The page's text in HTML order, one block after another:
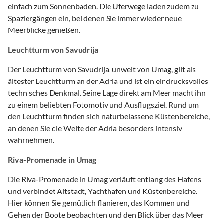
einfach zum Sonnenbaden. Die Uferwege laden zudem zu
Spaziergängen ein, bei denen Sie immer wieder neue
Meerblicke genießen.
Leuchtturm von Savudrija
Der Leuchtturm von Savudrija, unweit von Umag, gilt als
ältester Leuchtturm an der Adria und ist ein eindrucksvolles
technisches Denkmal. Seine Lage direkt am Meer macht ihn
zu einem beliebten Fotomotiv und Ausflugsziel. Rund um
den Leuchtturm finden sich naturbelassene Küstenbereiche,
an denen Sie die Weite der Adria besonders intensiv
wahrnehmen.
Riva-Promenade in Umag
Die Riva-Promenade in Umag verläuft entlang des Hafens
und verbindet Altstadt, Yachthafen und Küstenbereiche.
Hier können Sie gemütlich flanieren, das Kommen und
Gehen der Boote beobachten und den Blick über das Meer